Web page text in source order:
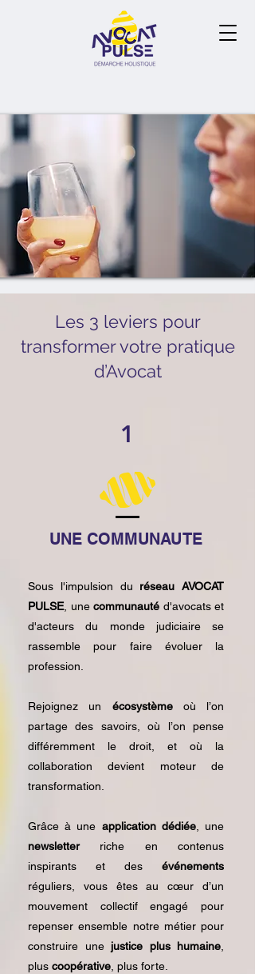
Les 3 leviers pour
transformer votre pratique
d’Avocat
1
UNE COMMUNAUTE
Sous l'impulsion du réseau AVOCAT
PULSE, une communauté d'avocats et
d'acteurs du monde judiciaire se
rassemble pour faire évoluer la
profession.
Rejoignez un écosystème où l’on
partage des savoirs, où l’on pense
différemment le droit, et où la
collaboration devient moteur de
transformation.
Grâce à une application dédiée, une
newsletterriche en contenus
inspirants et des événements
réguliers, vous êtes au cœur d’un
mouvement collectif engagé pour
repenserensemble notre métier pour
construire une justice plus humaine
plus coopérative , plus forte.